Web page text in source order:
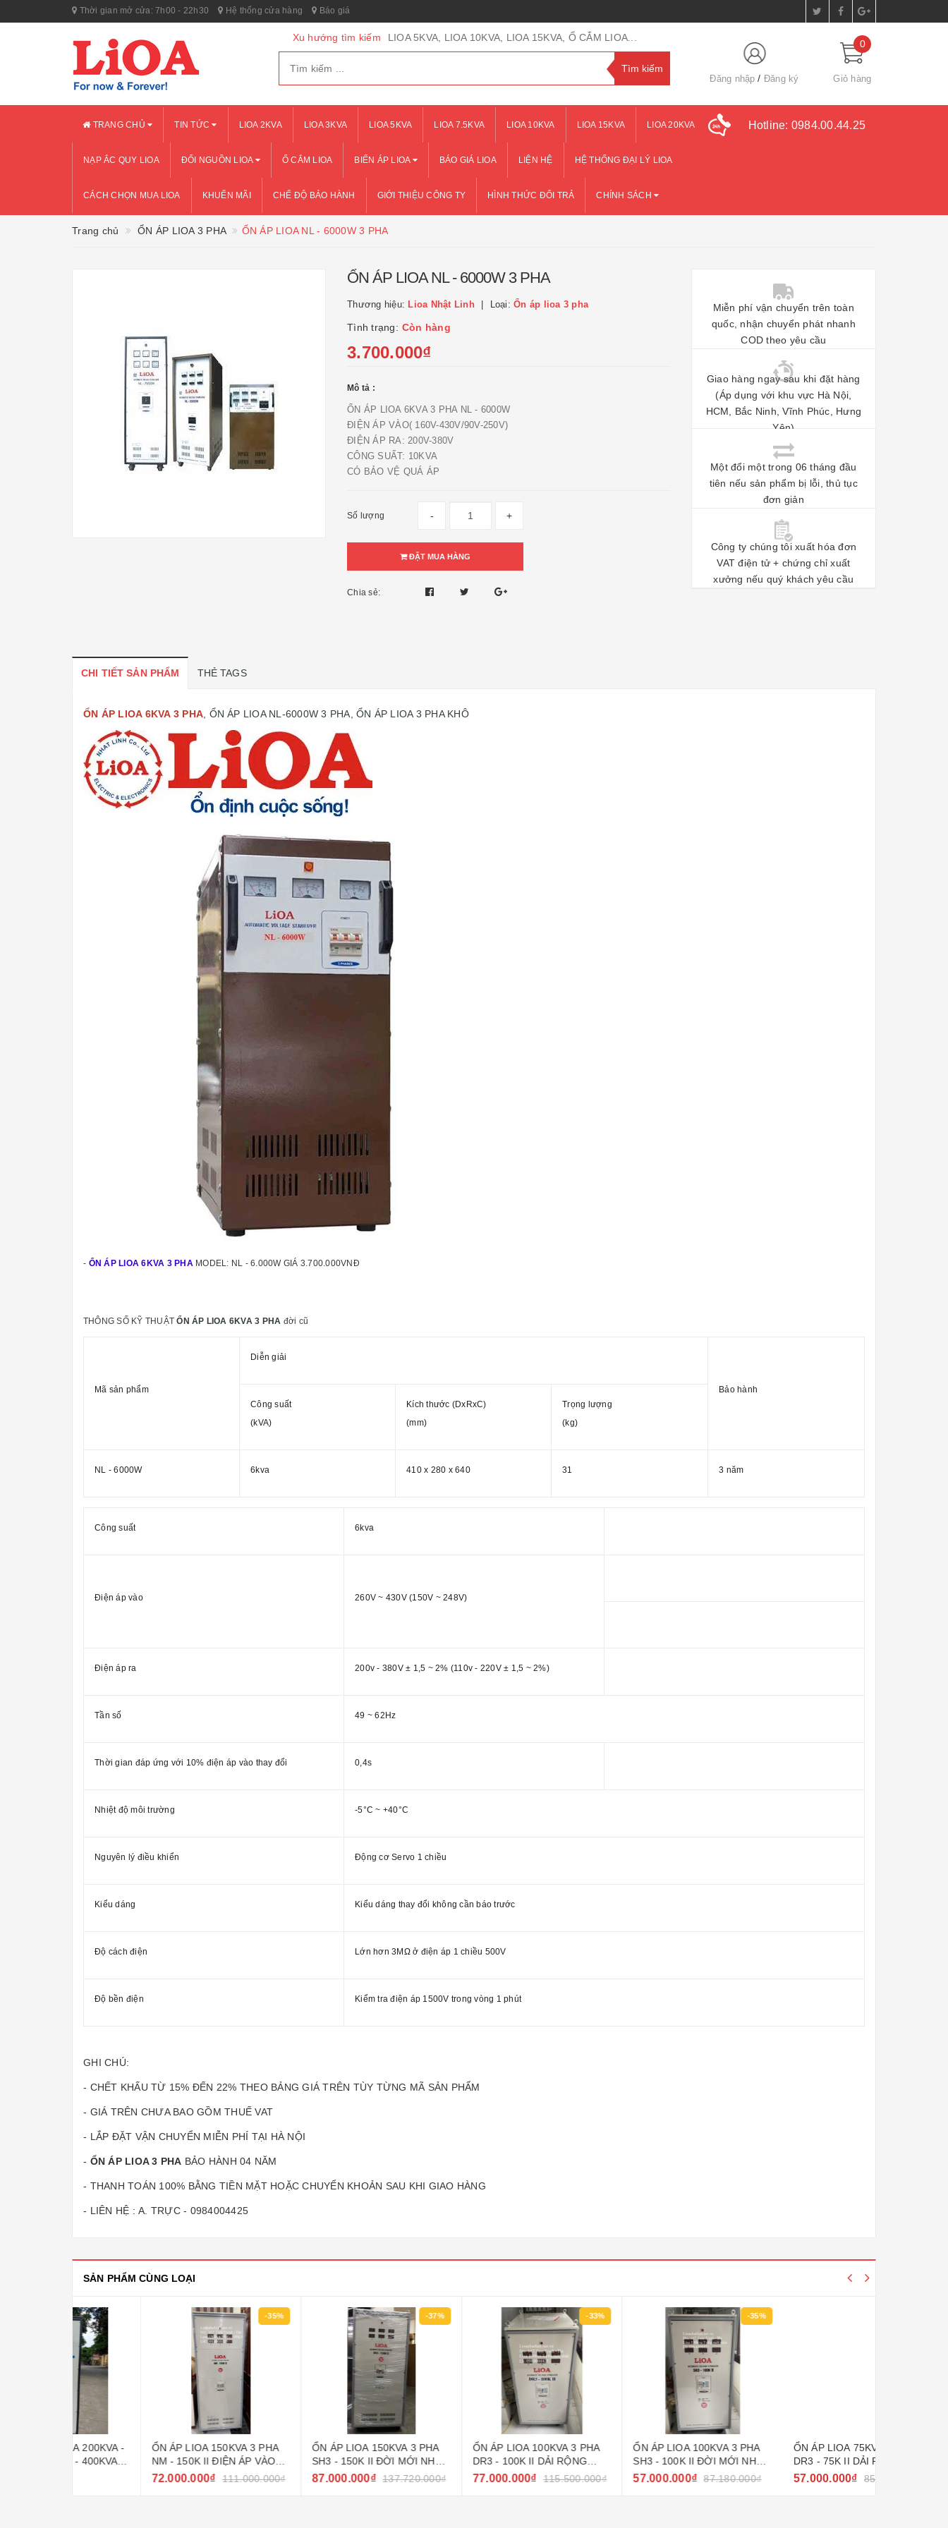
Thời gian mở cửa: 7h00 - 22h30 Hệ thống cửa hàng Báo giá
Xu hướng tìm kiếm LIOA 5KVA, LIOA 10KVA, LIOA 15KVA, Ổ CẮM LIOA...
Đăng nhập Đăng ký
0
Giỏ hàng
TRANG CHỦ TIN TỨC LIOA 2KVA LIOA 3KVA LIOA 5KVA LIOA 7.5KVA LIOA 10KVA LIOA 15KVA LIOA 20KVA
NẠP ẮC QUY LIOA ĐỔI NGUỒN LIOA Ổ CẮM LIOA BIẾN ÁP LIOA BÁO GIÁ LIOA LIỆN HỆ HỆ THỐNG ĐẠI LÝ LIOA
CÁCH CHỌN MUA LIOA KHUẾN MÃI CHẾ ĐỘ BẢO HÀNH GIỚI THIỆU CÔNG TY HÌNH THỨC ĐỔI TRẢ CHÍNH SÁCH
Hotline: 0984.00.44.25
Trang chủ ỔN ÁP LIOA 3 PHA ỔN ÁP LIOA NL - 6000W 3 PHA
ỔN ÁP LIOA NL - 6000W 3 PHA
Thương hiệu: Lioa Nhật Linh Loại: Ổn áp lioa 3 pha
Tình trạng: Còn hàng
3.700.000₫
Mô tả :
ỔN ÁP LIOA 6KVA 3 PHA NL - 6000W
ĐIỆN ÁP VÀO( 160V-430V/90V-250V)
ĐIỆN ÁP RA: 200V-380V
CÔNG SUẤT: 10KVA
CÓ BẢO VỆ QUÁ ÁP
Số lượng - +
ĐẶT MUA HÀNG
Chia sẻ:
Miễn phí vận chuyển trên toàn
quốc, nhận chuyển phát nhanh
COD theo yêu cầu
Giao hàng ngay sau khi đặt hàng
(Áp dụng với khu vực Hà Nội,
HCM, Bắc Ninh, Vĩnh Phúc, Hưng
Yên)
Một đổi một trong 06 tháng đầu
tiên nếu sản phẩm bị lỗi, thủ tục
đơn giản
Công ty chúng tôi xuất hóa đơn
VAT điện tử + chứng chỉ xuất
xưởng nếu quý khách yêu cầu
CHI TIẾT SẢN PHẨM THẺ TAGS
ỔN ÁP LIOA 6KVA 3 PHA , ỔN ÁP LIOA NL-6000W 3 PHA, ỔN ÁP LIOA 3 PHA KHÔ
- ỔN ÁP LIOA 6KVA 3 PHA MODEL: NL - 6.000W GIÁ 3.700.000VNĐ
THÔNG SỐ KỸ THUẬTỔN ÁP LIOA 6KVA 3 PHA đời cũ
Mã sản phẩm
Diễn giải
Bảo hành
Công suất
(kVA)
Kích thước (DxRxC)
(mm)
Trọng lượng
(kg)
NL - 6000W 6kva 410 x 280 x 640 31 3 năm
Công suất 6kva
Điện áp vào 260V ~ 430V (150V ~ 248V)
Điện áp ra 200v - 380V ± 1,5 ~ 2% (110v - 220V ± 1,5 ~ 2%)
Tần số 49 ~ 62Hz
Thời gian đáp ứng với 10% điện áp vào thay đổi 0,4s
Nhiệt độ môi trường -5°C ~ +40°C
Nguyên lý điều khiển Động cơ Servo 1 chiều
Kiểu dáng Kiểu dáng thay đổi không cần báo trước
Độ cách điện Lớn hơn 3MΩ ở điện áp 1 chiều 500V
Độ bền điện Kiểm tra điện áp 1500V trong vòng 1 phút
GHI CHÚ:
- CHẾT KHẤU TỪ 15% ĐẾN 22% THEO BẢNG GIÁ TRÊN TÙY TỪNG MÃ SẢN PHẨM
- GIÁ TRÊN CHƯA BAO GỒM THUẾ VAT
- LẮP ĐẶT VẬN CHUYỂN MIỄN PHÍ TẠI HÀ NỘI
- ỔN ÁP LIOA 3 PHA BẢO HÀNH 04 NĂM
- THANH TOÁN 100% BẰNG TIỀN MẶT HOẶC CHUYỂN KHOẢN SAU KHI GIAO HÀNG
- LIÊN HỆ : A. TRỰC - 0984004425
SẢN PHẨM CÙNG LOẠI
-35%
ỔN ÁP LIOA 150KVA 3 PHA
NM - 150K II ĐIỆN ÁP VÀO
111.000.000₫
-37%
ỔN ÁP LIOA 150KVA 3 PHA
SH3 - 150K II ĐỜI MỚI NHẤT
HIỆN NAY
87.000.000₫ 137.720.000₫
-33%
ỔN ÁP LIOA 100KVA 3 PHA
DR3 - 100K II DẢI RỘNG
160V ~ 430V
77.000.000₫ 115.500.000₫
-35%
ỔN ÁP LIOA 100KVA 3 PHA
SH3 - 100K II ĐỜI MỚI NHẤT
2022 - 2023
57.000.000₫ 87.180.000₫
ỔN ÁP LIOA 75KVA 3 PHA
DR3 - 75K II DẢI RỘNG 160V
~ 430V
57.000.000₫ 85.360.000₫